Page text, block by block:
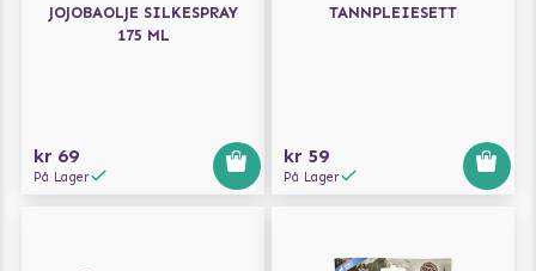
JOJOBAOLJE SILKESPRAY
175 ML
kr 69
På Lager
TANNPLEIESETT
kr 59
På Lager